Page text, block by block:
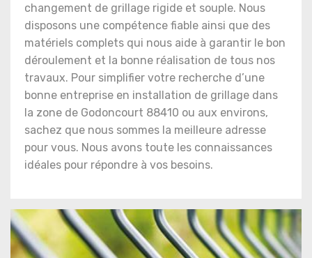
changement de grillage rigide et souple. Nous
disposons une compétence fiable ainsi que des
matériels complets qui nous aide à garantir le bon
déroulement et la bonne réalisation de tous nos
travaux. Pour simplifier votre recherche d’une
bonne entreprise en installation de grillage dans
la zone de Godoncourt 88410 ou aux environs,
sachez que nous sommes la meilleure adresse
pour vous. Nous avons toute les connaissances
idéales pour répondre à vos besoins.